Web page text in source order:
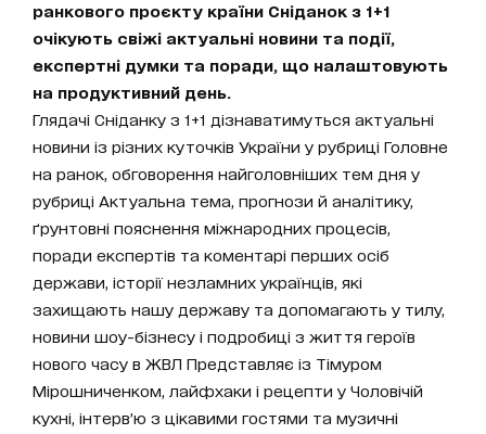
ранкового проєкту країни Сніданок з 1+1
очікують свіжі актуальні новини та події,
експертні думки та поради, що налаштовують
на продуктивний день.
Глядачі Сніданку з 1+1 дізнаватимуться актуальні
новини із різних куточків України у рубриці Головне
на ранок, обговорення найголовніших тем дня у
рубриці Актуальна тема, прогнози й аналітику,
ґрунтовні пояснення міжнародних процесів,
поради експертів та коментарі перших осіб
держави, історії незламних українців, які
захищають нашу державу та допомагають у тилу,
новини шоу-бізнесу і подробиці з життя героїв
нового часу в ЖВЛ Представляє із Тімуром
Мірошниченком, лайфхаки і рецепти у Чоловічій
кухні, інтерв’ю з цікавими гостями та музичні